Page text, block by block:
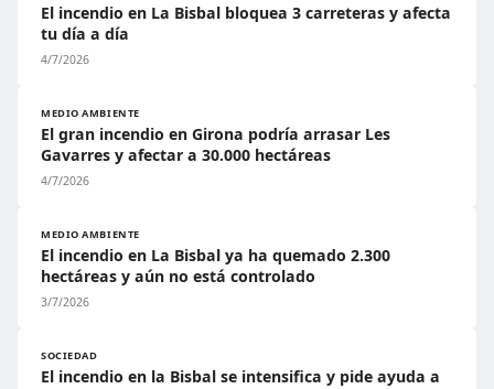
El incendio en La Bisbal bloquea 3 carreteras y afecta
tu día a día
4/7/2026
MEDIO AMBIENTE
El gran incendio en Girona podría arrasar Les
Gavarres y afectar a 30.000 hectáreas
4/7/2026
MEDIO AMBIENTE
El incendio en La Bisbal ya ha quemado 2.300
hectáreas y aún no está controlado
3/7/2026
SOCIEDAD
El incendio en la Bisbal se intensifica y pide ayuda a